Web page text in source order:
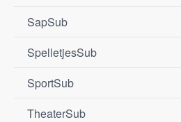
SapSub
SpelletjesSub
SportSub
TheaterSub